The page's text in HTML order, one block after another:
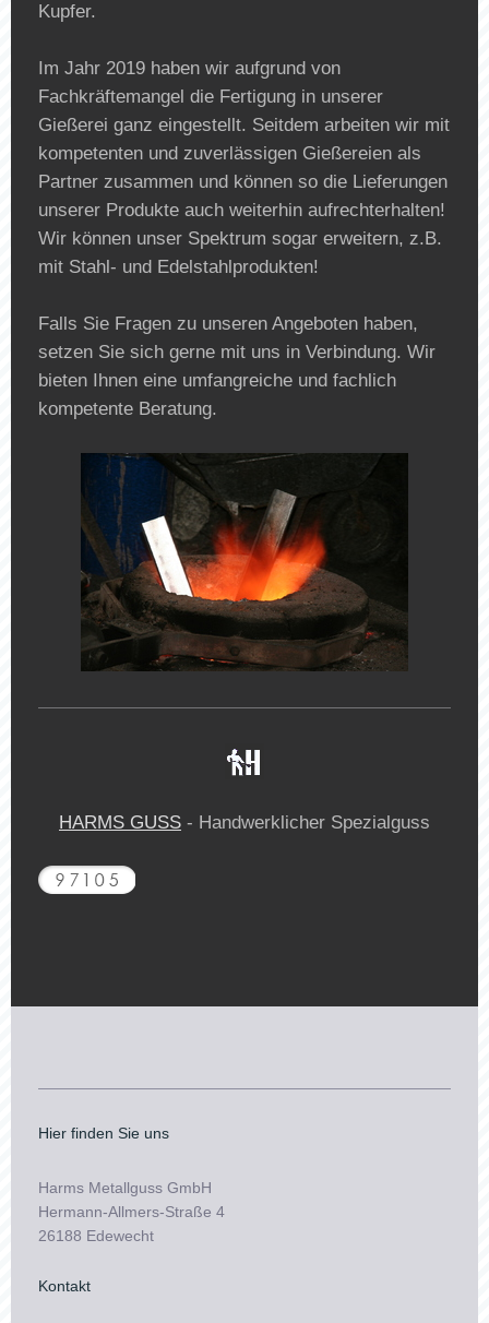
Kupfer.
Im Jahr 2019 haben wir aufgrund von
Fachkräftemangel die Fertigung in unserer
Gießerei ganz eingestellt. Seitdem arbeiten wir mit
kompetenten und zuverlässigen Gießereien als
Partner zusammen und können so die Lieferungen
unserer Produkte auch weiterhin aufrechterhalten!
Wir können unser Spektrum sogar erweitern, z.B.
mit Stahl- und Edelstahlprodukten!
Falls Sie Fragen zu unseren Angeboten haben,
setzen Sie sich gerne mit uns in Verbindung. Wir
bieten Ihnen eine umfangreiche und fachlich
kompetente Beratung.
HARMS GUSS - Handwerklicher Spezialguss
Hier finden Sie uns
Harms Metallguss GmbH
Hermann-Allmers-Straße 4
26188 Edewecht
Kontakt